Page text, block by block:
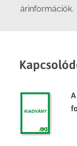
árinformációk.